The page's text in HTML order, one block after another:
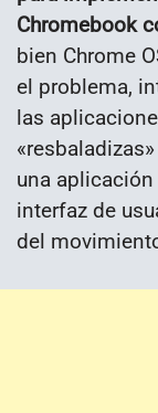
Chromebook
bien Chrome
el problema,
las
una aplicación
interfaz de
del